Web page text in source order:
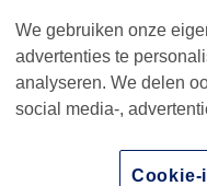
We gebruiken onze
advertenties te
analyseren. We delen
social media-,